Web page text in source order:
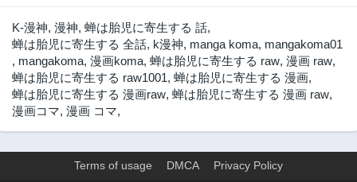
K-漫神, 漫神, 蝉は胎児に寄生する 話,
蝉は胎児に寄生する 全話, k漫神, manga koma, mangakoma01
, mangakoma, 漫画koma, 蝉は胎児に寄生する raw, 漫画 raw,
蝉は胎児に寄生する raw1001, 蝉は胎児に寄生する 漫画,
蝉は胎児に寄生する 漫画raw, 蝉は胎児に寄生する 漫画 raw,
漫画コマ, 漫画 コマ,
Terms of usage DMCA Privacy Policy